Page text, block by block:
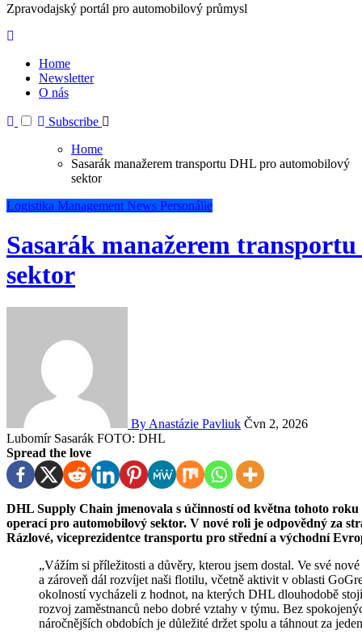
Zpravodajský portál pro automobilový průmysl
Home
Newsletter
O nás
Subscribe
Home
Sasarák manažerem transportu DHL pro automobilový
sektor
Logistika Management News Personálie
Sasarák manažerem
sektor
By Anastázie Pavliuk Čvn 2, 2026
Lubomír Sasarák FOTO: DHL
Spread the love
DHL Supply Chain jmenovala s účinností od května tohoto roku Lubomíra Sasaráka do funkce vedoucího dopravních
operací pro automobilový sektor. V nové roli je odpovědný za
Rázlové, viceprezidentce transportu pro střední a východní
„Vážím si příležitosti a důvěry, kterou jsem dostal. Ve své nové roli se chci zaměřit na stabilizaci současných projektů
a zároveň dál rozvíjet naši flotilu, včetně aktivit v oblasti
okolností vycházeli z hodnot, na kterých DHL dlouhodobě
rozvoj zaměstnanců nebo dobré vztahy v týmu. Bez
náročnějších obdobích je důležité držet spolu a táhnout za